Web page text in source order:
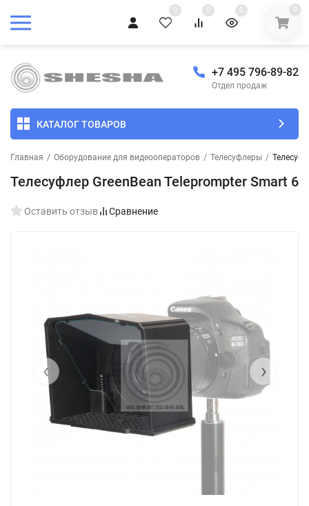
0 0 0 0
+7 495 796-89-82
Отдел продаж
КАТАЛОГ ТОВАРОВ
Главная / Оборудование для видеооператоров / Телесуфлеры /
Телесуфлер GreenBean Teleprompter Smart 6
Оставить отзыв Сравнение
‹ ›